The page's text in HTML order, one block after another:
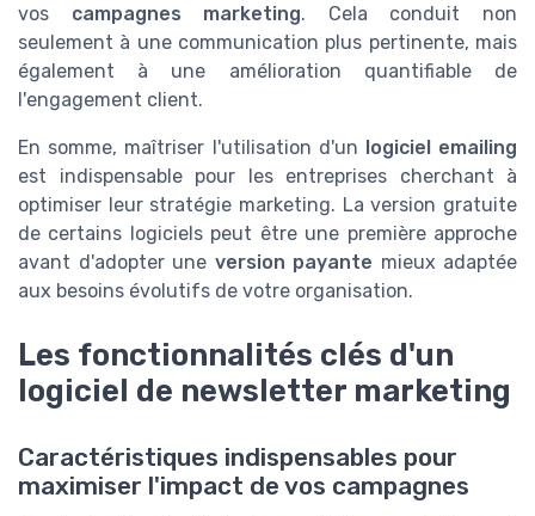
vos campagnes marketing. Cela conduit non
seulement à une communication plus pertinente, mais
également à une amélioration quantifiable de
l'engagement client.
En somme, maîtriser l'utilisation d'un logiciel emailing
est indispensable pour les entreprises cherchant à
optimiser leur stratégie marketing. La version gratuite
de certains logiciels peut être une première approche
avant d'adopter une version payante mieux adaptée
aux besoins évolutifs de votre organisation.
Les fonctionnalités clés d'un
logiciel de newsletter marketing
Caractéristiques indispensables pour
maximiser l'impact de vos campagnes